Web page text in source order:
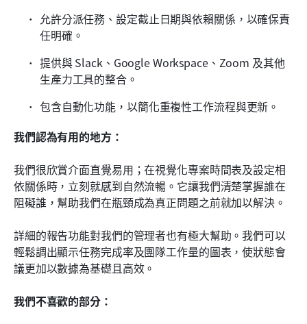
允許分派任務、設定截止日期與依賴關係，以確保責
任明確。
提供與 Slack、Google Workspace、Zoom 及其他
生產力工具的整合。
包含自動化功能，以簡化重複性工作流程與更新。
我們認為有用的地方：
我們很欣賞介面直覺易用；在視覺化專案時間表及設定相
依關係時，立刻就感到自然流暢。它讓我們清楚掌握誰在
阻礙誰，幫助我們在瓶頸成為真正問題之前就加以解決。
詳細的報告功能對我們的管理者也有極大幫助。我們可以
輕鬆調出顯示任務完成率及團隊工作量的圖表，使狀態會
議更加以數據為基礎且高效。
我們不喜歡的部分：